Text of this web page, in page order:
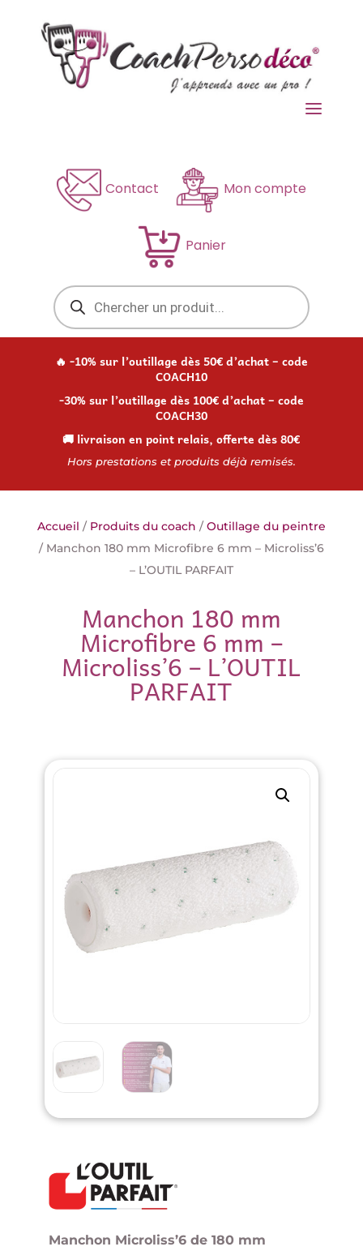
a
Contact Mon compte
Panier
Recherche
de
produits
🔥 -10% sur l’outillage dès 50€ d’achat – code
COACH10
-30% sur l’outillage dès 100€ d’achat – code
COACH30
🚚 livraison en point relais, offerte dès 80€
Hors prestations et produits déjà remisés.
Accueil / Produits du coach /Outillage du peintre
/ Manchon 180 mm Microfibre 6 mm – Microliss’6
– L’OUTIL PARFAIT
Manchon 180 mm
Microfibre 6 mm –
Microliss’6 – L’OUTIL
PARFAIT
Manchon Microliss’6 de 180 mm